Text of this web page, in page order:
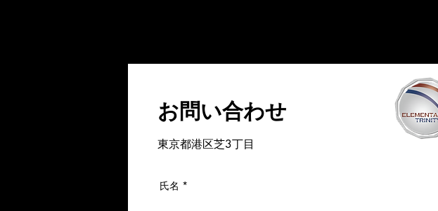
お問い合わせ
東京都港区芝3丁目
氏名